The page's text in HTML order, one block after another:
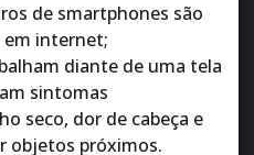
de smartphones são
em internet;
diante de uma tela
sintomas
seco, dor de cabeça e
objetos próximos.